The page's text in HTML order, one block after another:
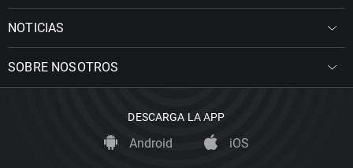
NOTICIAS
SOBRE NOSOTROS
DESCARGA LA APP
Android iOS